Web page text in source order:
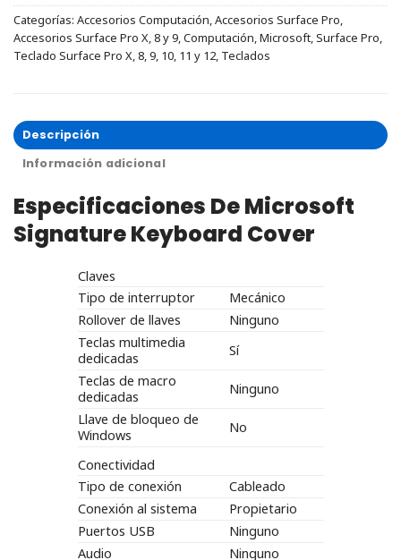
Categorías: Accesorios Computación,Accesorios Surface Pro,
Accesorios Surface Pro X, 8 y 9,Computación,Microsoft,Surface Pro,
Teclado Surface Pro X, 8, 9, 10, 11 y 12, Teclados
Descripción
Información adicional
Especificaciones De Microsoft
Signature Keyboard Cover
Claves
Tipo de interruptor
Mecánico
Rollover de llaves
Ninguno
Teclas multimedia
dedicadas
Sí
Teclas de macro
dedicadas
Ninguno
Llave de bloqueo de
Windows
No
Conectividad
Tipo de conexión
Cableado
Conexión al sistema
Propietario
Puertos USB
Ninguno
Audio
Ninguno